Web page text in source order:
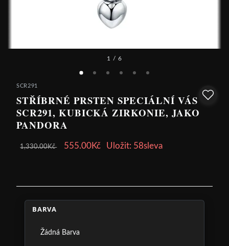
1 / 6
SCR291
STŘÍBRNÉ PRSTEN SPECIÁLNÍ VÁS
SCR291, KUBICKÁ ZIRKONIE, JAKO
PANDORA
1,330.00Kč 555.00Kč Uložit: 58sleva
BARVA
Žádná Barva